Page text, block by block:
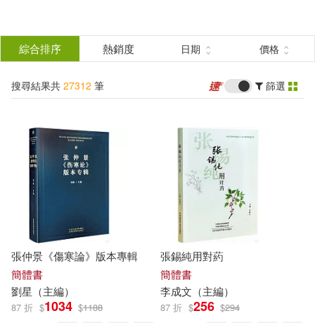
結
分類 (單選)
所有商品(27312)
圖書(18472)
雜誌(557)
服飾(6)
美食(37) 3C(315)
家電(14)
作者 (可複選)
張煒(99) 張曼娟(86)
張愛玲(73) 張恨水(61)
綜合排序 熱銷度 日期 價格
搜尋結果共 27312 筆 篩選
張仲景《傷寒論》版本專輯
簡體書
劉星（主編）
87 折 $1034 $1188
張錫純用對葯
簡體書
李成文（主編）
87 折 $256 $294